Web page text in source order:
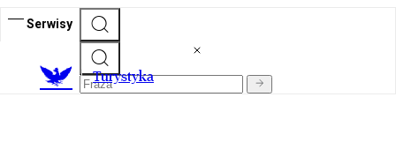
Serwisy
Turystyka